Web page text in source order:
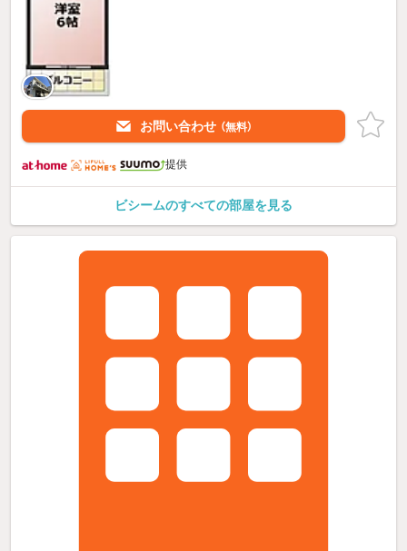
お問い合わせ （無料）
提供
ビシームのすべての部屋を見る